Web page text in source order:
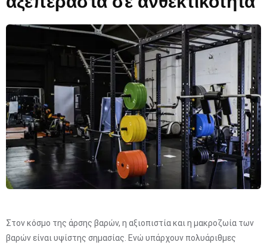
Στον κόσμο της άρσης βαρών, η αξιοπιστία και η μακροζωία των
βαρών είναι υψίστης σημασίας. Ενώ υπάρχουν πολυάριθμες